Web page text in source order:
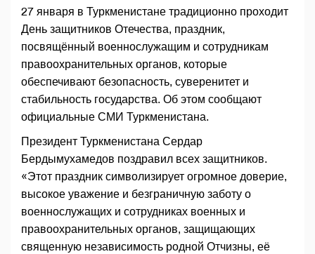
27 января в Туркменистане традиционно проходит
День защитников Отечества, праздник,
посвящённый военнослужащим и сотрудникам
правоохранительных органов, которые
обеспечивают безопасность, суверенитет и
стабильность государства. Об этом сообщают
официальные СМИ Туркменистана.
Президент Туркменистана Сердар
Бердымухамедов поздравил всех защитников.
«Этот праздник символизирует огромное доверие,
высокое уважение и безграничную заботу о
военнослужащих и сотрудниках военных и
правоохранительных органов, защищающих
священную независимость родной Отчизны, её